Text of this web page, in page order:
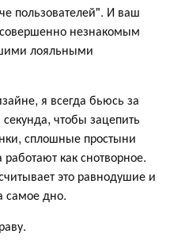
пользователей". И ваш
совершенно незнакомым
лояльными
я всегда бьюсь за
чтобы зацепить
сплошные простыни
как снотворное.
это равнодушие и
самое дно.